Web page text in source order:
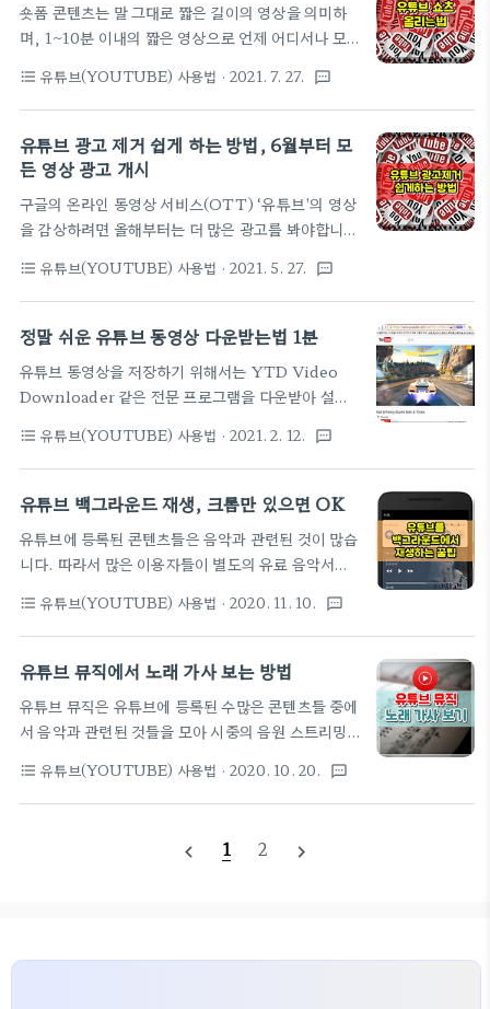
소개합니다. ■ 윈도우에서 웹브라우저를 통한 유튜
브 사용시 1. 유튜브 방문후 공유를 할 영사 하단의 공
유 버튼을 클릭합니다. ▼ 2. 공유창이 나오면 시작시
용시 Android 또는 iOS에는 앞서 설명한 링크를 생
성하는 방법이 없으므로 ..
숏폼 콘텐츠는 말 그대로 짧은 길이의 영상을 의미하
며, 1~10분 이내의 짧은 영상으로 언제 어디서나 모
렌드로 틱톡을 시작으로 최근에는 유튜브에서도 해당
콘텐츠를 제작할 수 가 있습니다. ​ 유튜브에서의 숏폼
콘텐츠는 '유튜브 쇼츠'라고 불리는데 유튜브 쇼츠는
기존의 가로 형태의 영상이 아닌 3:4 혹은 9:16 비율
을 이용자가 직접 만들어 공유할 수 있습니다. 유튜브
쇼츠는 쇼츠 제작 도구를 통해 영상을 촬영하고 편집
할 수 있는데 PC로는 업로드가 불가능하며, 스마트폰
개합니다. 1. 유튜브 앱을 실행..
format_list_bulleted 유튜브(YOUTUBE) 사용법 · 2021. 7. 27. textsms
유튜브 광고 제거 쉽게 하는 방법, 6월부터 모
든 영상 광고 개시
구글의 온라인 동영상 서비스(OTT) ‘유튜브'의 영상
을 감상하려면 올해부터는 더 많은 광고를 봐야합니
유튜브 콘텐츠에도 임의로 광고를 노출시키는 것으로
정책을 변경했기 때문인데요. 현재 유튜브는 ‘유튜브
파트너 프로그램(YPP)’에 가입된 채널의 영상을 시
을 원하는 채널에는 여러 개의 중간 광고를 삽입하고
있습니다. YPP에 참여하지 않는 콘텐츠엔 광고가 붙
지 않았고 지난 1년간 공개한 콘텐츠가 4000시간 이
는 YPP 가입 유무와 관계없이 모든 채널에 광고를 노
출 시키는 것이죠. 따라서 유튜브 사..
format_list_bulleted 유튜브(YOUTUBE) 사용법 · 2021. 5. 27. textsms
정말 쉬운 유튜브 동영상 다운받는법 1분
유튜브 동영상을 저장하기 위해서는 YTD Video
Downloader 같은 전문 프로그램을 다운받아 설치
웹상에서 바로 진행할 수 있는 방법이 있어 소개합니
다. 'videocyborg'는 유튜브나 사용자가 특정한
Web페이지의 동영상를 mp4 동영상 또는 mp3 음
해당 동영상의 URL 을 입력한 후 다운로드할 형식만
선택하면 자동으로 다운로드 폴더에 저장이됩니다.
간단 사용법 1. 다운로드할 동영상을 선택한 후 url 을
릭 하면 됩니다. 3. 다운로드가 된 파일은 기본적으로
'다운로드'..
format_list_bulleted 유튜브(YOUTUBE) 사용법 · 2021. 2. 12. textsms
유튜브 백그라운드 재생, 크롬만 있으면 OK
유튜브에 등록된 콘텐츠들은 음악과 관련된 것이 많습
니다. 따라서 많은 이용자들이 별도의 유료 음악서비
는 경우가 많은데요. 하지만 프리미엄 서비스에 가입
을 하지 않는 경우, 다른 앱을 사용하거나 화면을 꺼둔
상태 등... 백그라운드 상태에서 음악만을 감상하지
상을 해야하는 불편함이 있습니다. 물론 NewPipe
와 같은 특수한(?) 앱을 사용는 방법도 있지만 구글스
토어에서 공식적으로 제공하는 앱이 아니라 접근성이
으로만 사용한다면 크롬만 있으면 가능하다는 사실을
알고 있나요? 오늘은 별도 프로그램 설치없이 크롬..
format_list_bulleted 유튜브(YOUTUBE) 사용법 · 2020. 11. 10. textsms
유튜브 뮤직에서 노래 가사 보는 방법
유튜브 뮤직은 유튜브에 등록된 수많은 콘텐츠들 중에
서 음악과 관련된 것들을 모아 시중의 음원 스트리밍
다. 인기차트, 오늘의 핫리스트, 상활별/날씨별 추천
음악 등 대중의 취향과 개인의 취향을 충족하는 콘텐
를 얻고 있는데요. [ 유튜브 뮤직 주요 기능 ] 원하는
할 수 있습니다. 새로운 음악 탐색 ● 취향, 장소, 시간
format_list_bulleted 유튜브(YOUTUBE) 사용법 · 2020. 10. 20. textsms
navigate_before 1 2 navigate_next